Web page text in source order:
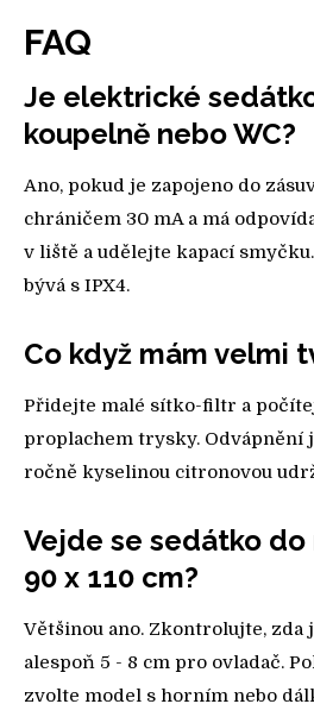
FAQ
Je elektrické
koupelně nebo WC?
Ano, pokud je zapojeno do
chráničem 30 mA a má
v liště a udělejte kapací
bývá s IPX4.
Co když mám velmi
Přidejte malé sítko-filtr a
proplachem trysky. Odvápnění
ročně kyselinou citronovou
Vejde se sedátko do
90 x 110 cm?
Většinou ano. Zkontrolujte, zda
alespoň 5 - 8 cm pro ovladač.
zvolte model s horním nebo